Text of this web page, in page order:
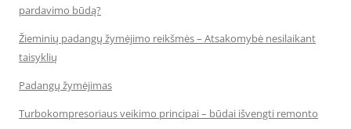
pardavimo būdą?
Žieminių padangų žymėjimo reikšmės – Atsakomybė nesilaikant
taisyklių
Padangų žymėjimas
Turbokompresoriaus veikimo principai – būdai išvengti remonto